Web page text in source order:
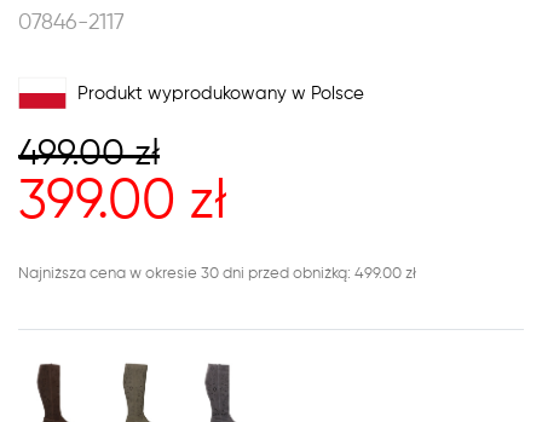
07846-2117
Produkt wyprodukowany w Polsce
499.00zł
399.00 zł
Najniższa cena w okresie 30 dni przed obniżką: 499.00 zł